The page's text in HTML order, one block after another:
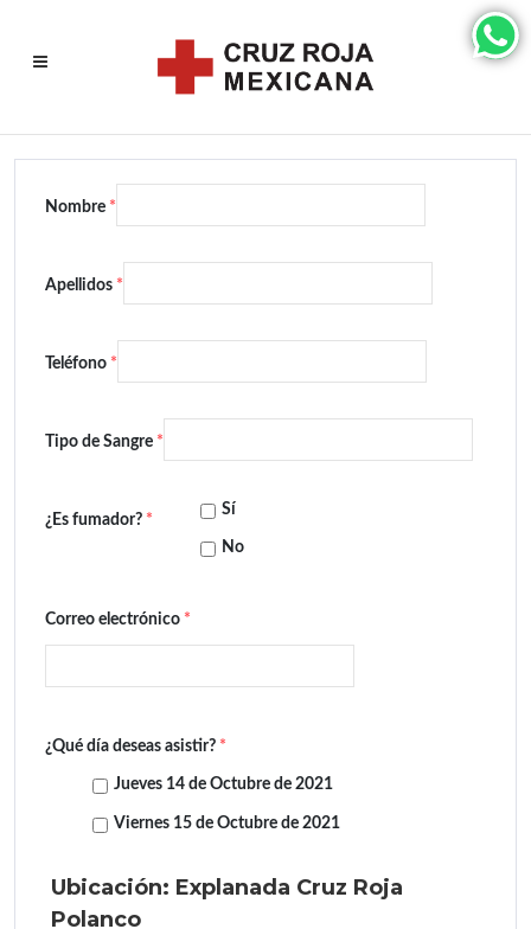
Nombre *
Apellidos *
Teléfono *
Tipo de Sangre *
¿Es fumador? *
Sí
No
Correo electrónico *
¿Qué día deseas asistir? *
Jueves 14 de Octubre de 2021
Viernes 15 de Octubre de 2021
Ubicación: Explanada Cruz Roja
Polanco